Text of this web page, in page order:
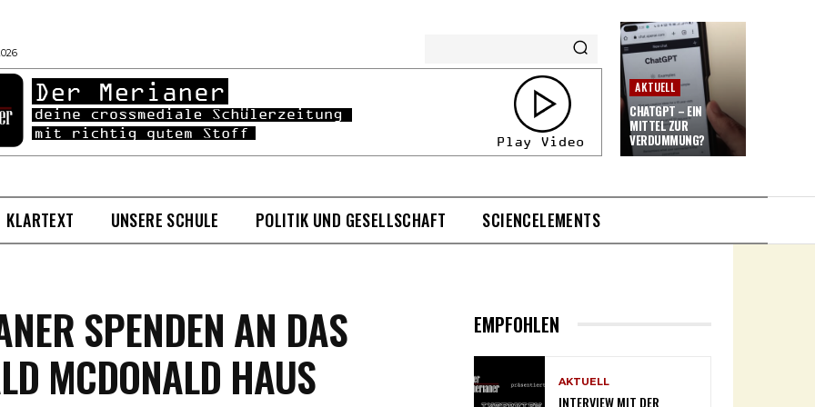
AKTUELL
CHATGPT – EIN
MITTEL ZUR
VERDUMMUNG?
KLARTEXT UNSERE SCHULE POLITIK UND GESELLSCHAFT SCIENCELEMENTS
SPENDEN AN DAS
MCDONALD HAUS
EMPFOHLEN
AKTUELL
INTERVIEW MIT DER